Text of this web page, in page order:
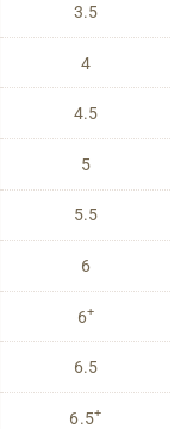
3.5
4
4.5
5
5.5
6
6+
6.5
6.5+